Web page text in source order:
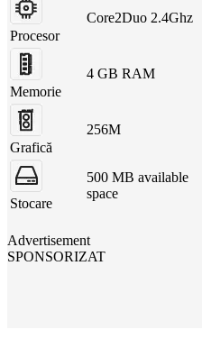
Procesor
Core2Duo 2.4Ghz
Memorie
4 GB RAM
Grafică
256M
Stocare
500 MB available
space
Advertisement
SPONSORIZAT